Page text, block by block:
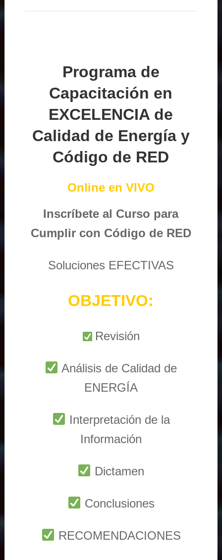
Programa de
Capacitación en
EXCELENCIA de
Calidad de Energía y
Código de RED
Online en VIVO
Inscríbete al Curso para
Cumplir con Código de RED
Soluciones EFECTIVAS
OBJETIVO:
Revisión
Análisis de Calidad de
ENERGÍA
Interpretación de la
Información
Dictamen
Conclusiones
RECOMENDACIONES